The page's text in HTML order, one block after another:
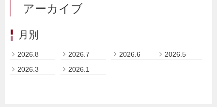
アーカイブ
月別
2026.8 2026.7 2026.6
2026.5
2026.3
2026.1